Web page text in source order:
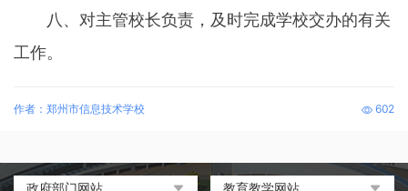
八、对主管校长负责，及时完成学校交办的有关
工作。
作者：郑州市信息技术学校 602